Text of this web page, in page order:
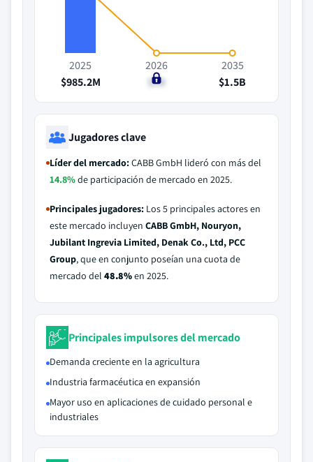
2025
$985.2M
2026
$1B
2035
$1.5B
Jugadores clave
Líder del mercado:CABB GmbH lideró con más del
14.8%de participación de mercado en 2025.
Principales jugadores: Los 5 principales actores en
este mercado incluyen CABB GmbH, Nouryon,
Jubilant Ingrevia Limited, Denak Co., Ltd, PCC
Group, que en conjunto poseían una cuota de
mercado del 48.8%en 2025.
Principales impulsores del mercado
Demanda creciente en la agricultura
Industria farmacéutica en expansión
Mayor uso en aplicaciones de cuidado personal e
industriales